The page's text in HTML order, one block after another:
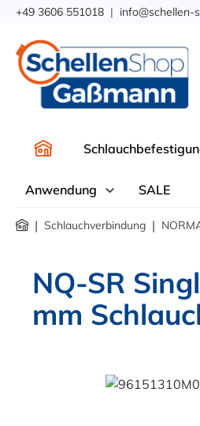
Zur Hauptnavigation
+49 3606 551018 | info@schellen-
Anwendung SALE
| Schlauchverbindung |
NQ-SR
mm
Bildergalerie überspringen